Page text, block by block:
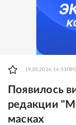
19.05.2026 14:53
Появилось
редакции
масках